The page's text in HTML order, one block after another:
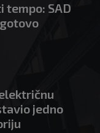
tempo: SAD
jedno